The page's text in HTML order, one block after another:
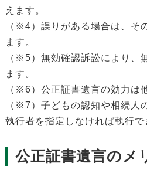
えます。
（※4）誤りがある場合は、そ
ます。
（※5）無効確認訴訟により、
ます。
（※6）公正証書遺言の効力は
（※7）子どもの認知や相続人
執行者を指定しなければ執行で
公正証書遺言のメ